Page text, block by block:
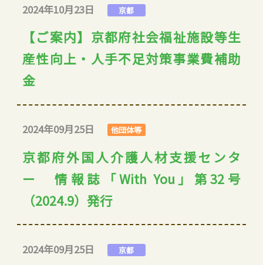
2024年10月23日 京都
【ご案内】京都府社会福祉施設等生
産性向上・人手不足対策事業費補助
金
2024年09月25日 他団体等
京都府外国人介護人材支援センタ
ー 情報誌「With You」第32号
（2024.9）発行
2024年09月25日 京都